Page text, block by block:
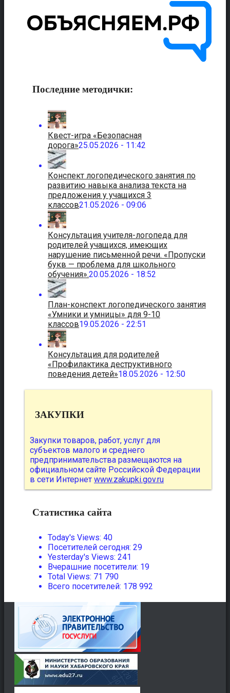
Последние методички:
Квест-игра «Безопасная
дорога»25.05.2026 - 11:42
Конспект логопедического занятия по
развитию навыка анализа текста на
предложения у учащихся 3
классов21.05.2026 - 09:06
Консультация учителя-логопеда для
родителей учащихся, имеющих
нарушение письменной речи. «Пропуски
букв — проблема для школьного
обучения».20.05.2026 - 18:52
План-конспект логопедического занятия
«Умники и умницы» для 9-10
классов19.05.2026 - 22:51
Консультация для родителей
«Профилактика деструктивного
поведения детей»18.05.2026 - 12:50
ЗАКУПКИ
Закупки товаров, работ, услуг для
субъектов малого и среднего
предпринимательства размещаются на
официальном сайте Российской Федерации
в сети Интернет www.zakupki.gov.ru
Статистика сайта
Today's Views: 40
Посетителей сегодня: 29
Yesterday's Views: 241
Вчерашние посетители: 19
Total Views: 71 790
Всего посетителей: 178 992